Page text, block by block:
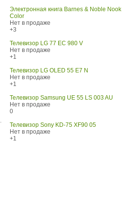
Электронная книга Barnes & Noble Nook
Color
Нет в продаже
+3
Телевизор LG 77 EC 980 V
Нет в продаже
+1
Телевизор LG OLED 55 E7 N
Нет в продаже
+1
Телевизор Samsung UE 55 LS 003 AU
Нет в продаже
0
Телевизор Sony KD-75 XF90 05
Нет в продаже
+1